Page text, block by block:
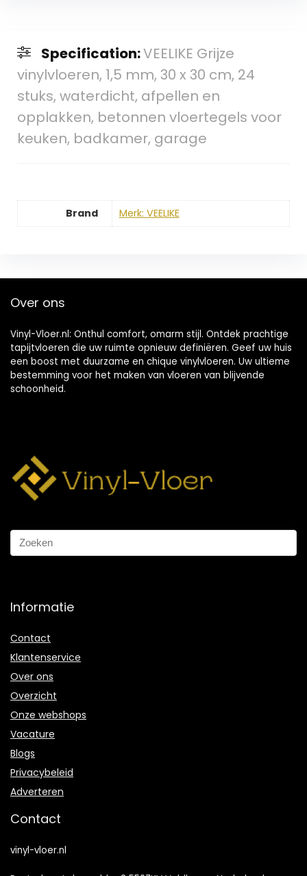
Specification:VEELIKE Grijze
vinylvloeren, 1,5 mm, 30 x 30 cm, 24
stuks, waterdicht, afpellen en
opplakken, betonnen vloertegels voor
keuken, badkamer, garage
Brand Merk: VEELIKE
Over ons
Vinyl-Vloer.nl: Onthul comfort, omarm stijl. Ontdek prachtige
tapijtvloeren die uw ruimte opnieuw definiëren. Geef uw huis
een boost met duurzame en chique vinylvloeren. Uw ultieme
bestemming voor het maken van vloeren van blijvende
schoonheid.
Informatie
Contact
Klantenservice
Over ons
Overzicht
Onze webshops
Vacature
Blogs
Privacybeleid
Adverteren
Contact
vinyl-vloer.nl